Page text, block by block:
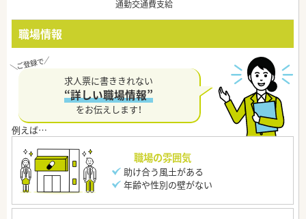
通勤交通費支給
職場情報
求人票に書ききれない
“詳しい職場情報”
をお伝えします！
職場の雰囲気
助け合う風土がある
年齢や性別の壁がない